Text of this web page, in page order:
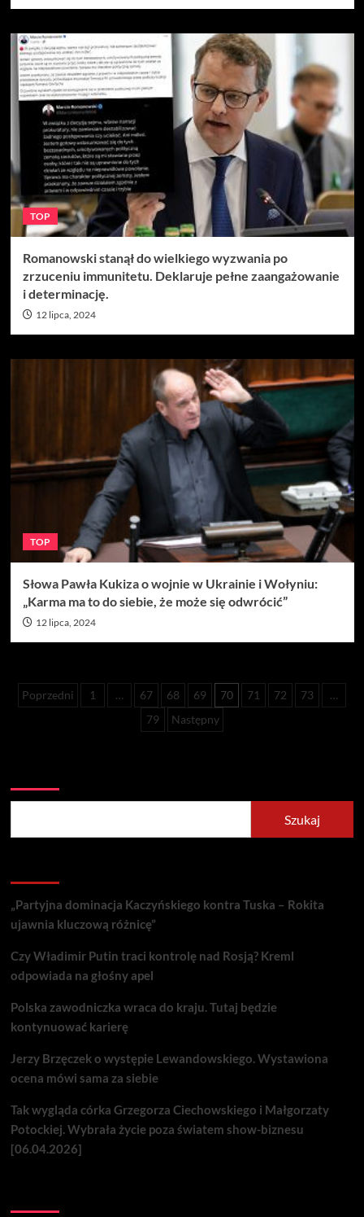
TOP
Romanowski stanął do wielkiego wyzwania po
zrzuceniu immunitetu. Deklaruje pełne zaangażowanie
i determinację.
12 lipca, 2024
TOP
Słowa Pawła Kukiza o wojnie w Ukrainie i Wołyniu:
„Karma ma to do siebie, że może się odwrócić”
12 lipca, 2024
Stronicowanie
Poprzedni 1 … 67 68 69 70 71 72 73
…
79
Następny
Szukaj
„Partyjna dominacja Kaczyńskiego kontra Tuska – Rokita
ujawnia kluczową różnicę”
Czy Władimir Putin traci kontrolę nad Rosją? Kreml
odpowiada na głośny apel
Polska zawodniczka wraca do kraju. Tutaj będzie
kontynuować karierę
Jerzy Brzęczek o występie Lewandowskiego. Wystawiona
ocena mówi sama za siebie
Tak wygląda córka Grzegorza Ciechowskiego i Małgorzaty
Potockiej. Wybrała życie poza światem show-biznesu
[06.04.2026]